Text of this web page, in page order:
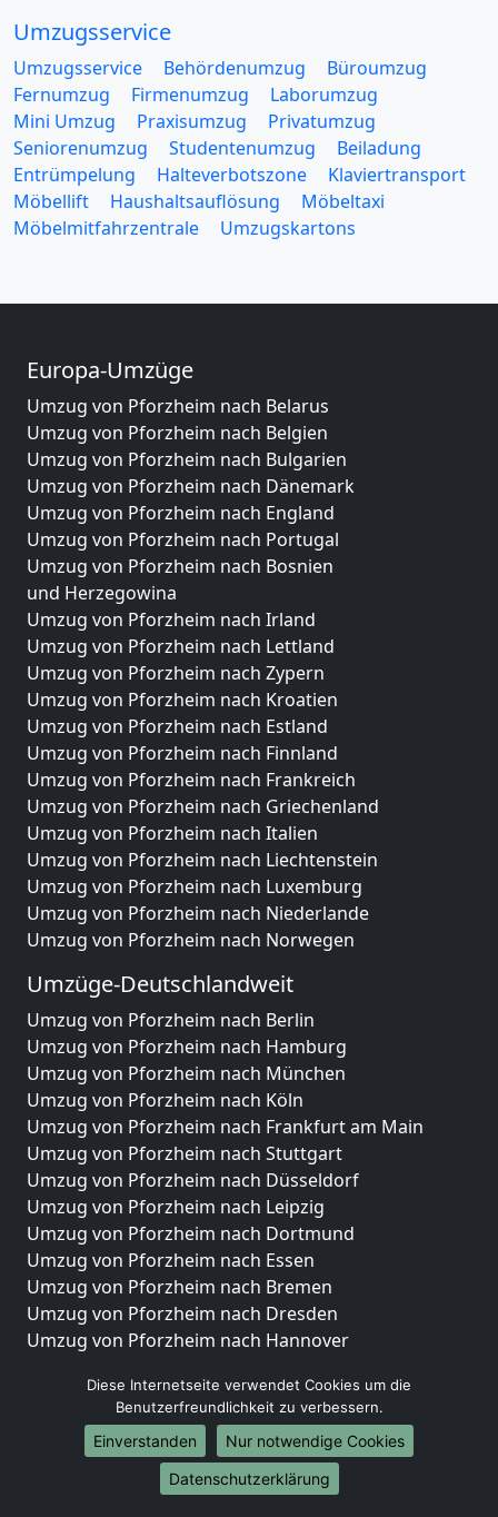
Umzugsservice
Umzugsservice Behördenumzug
Büroumzug
Fernumzug
Firmenumzug
Laborumzug
Mini Umzug
Praxisumzug
Privatumzug
Seniorenumzug
Studentenumzug
Beiladung
Entrümpelung
Halteverbotszone
Klaviertransport
Möbellift
Haushaltsauflösung
Möbeltaxi
Möbelmitfahrzentrale
Umzugskartons
Europa-Umzüge
Umzug von Pforzheim nach Belarus
Umzug von Pforzheim nach Belgien
Umzug von Pforzheim nach Bulgarien
Umzug von Pforzheim nach Dänemark
Umzug von Pforzheim nach England
Umzug von Pforzheim nach Portugal
Umzug von Pforzheim nach Bosnien
und Herzegowina
Umzug von Pforzheim nach Irland
Umzug von Pforzheim nach Lettland
Umzug von Pforzheim nach Zypern
Umzug von Pforzheim nach Kroatien
Umzug von Pforzheim nach Estland
Umzug von Pforzheim nach Finnland
Umzug von Pforzheim nach Frankreich
Umzug von Pforzheim nach Griechenland
Umzug von Pforzheim nach Italien
Umzug von Pforzheim nach Liechtenstein
Umzug von Pforzheim nach Luxemburg
Umzug von Pforzheim nach Niederlande
Umzug von Pforzheim nach Norwegen
Umzüge-Deutschlandweit
Umzug von Pforzheim nach Berlin
Umzug von Pforzheim nach Hamburg
Umzug von Pforzheim nach München
Umzug von Pforzheim nach Köln
Umzug von Pforzheim nach Frankfurt am Main
Umzug von Pforzheim nach Stuttgart
Umzug von Pforzheim nach Düsseldorf
Umzug von Pforzheim nach Leipzig
Umzug von Pforzheim nach Dortmund
Umzug von Pforzheim nach Essen
Umzug von Pforzheim nach Bremen
Umzug von Pforzheim nach Dresden
Umzug von Pforzheim nach Hannover
Umzug von Pforzheim nach Duisburg
Umzug von Pforzheim nach Bochum
Umzug von Pforzheim nach Wuppertal
Umzug von Pforzheim nach Bielefeld
Umzug von Pforzheim nach Bonn
Diese Internetseite verwendet Cookies um die
Benutzerfreundlichkeit zu verbessern.
Einverstanden
Nur notwendige Cookies
Datenschutzerklärung